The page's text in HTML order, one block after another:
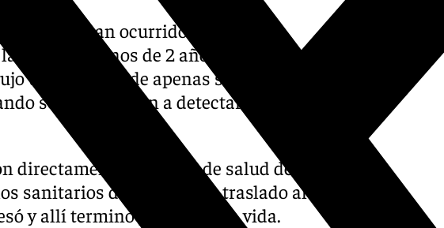
hechos han ocurrido cuando los
niña de menos de 2 años. Durante
un descuido de apenas segundos y
se comenzaron a detectar las
directamente al centro de salud de
sanitarios decretaron su traslado al
y allí termino perdiendo la vida.